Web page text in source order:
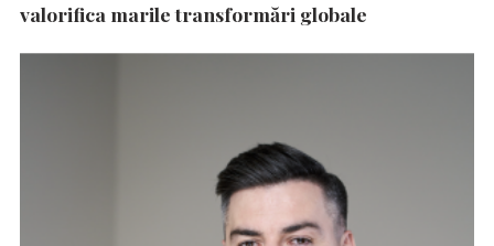
valorifica marile transformări globale